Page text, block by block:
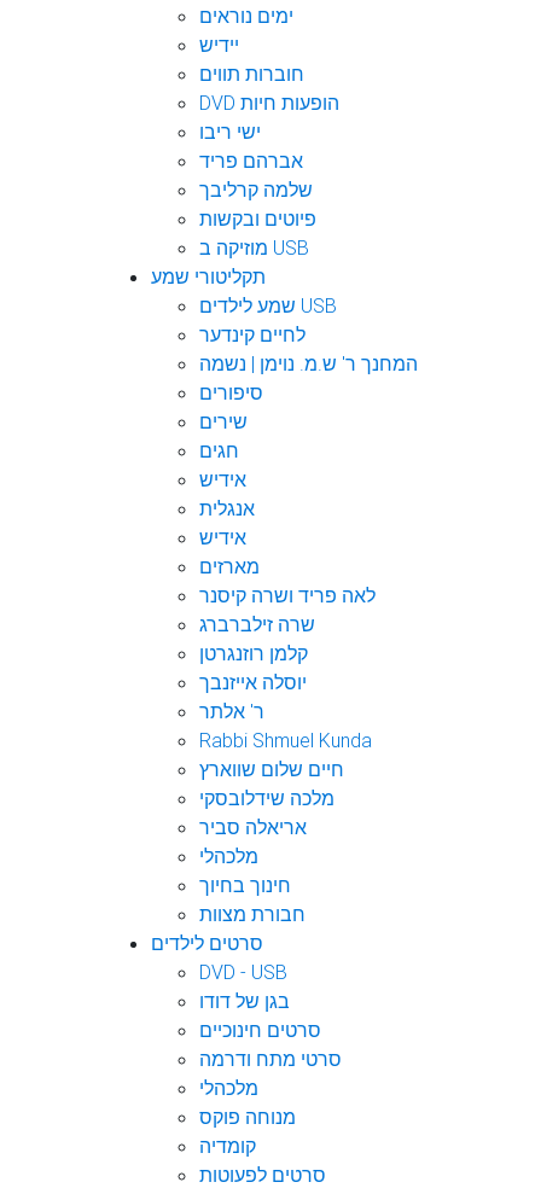
ימים נוראים
יידיש
חוברות תווים
DVD הופעות חיות
ישי ריבו
אברהם פריד
שלמה קרליבך
פיוטים ובקשות
מוזיקה ב USB
תקליטורי שמע
שמע לילדים USB
לחיים קינדער
המחנך ר' ש.מ. נוימן | נשמה
סיפורים
שירים
חגים
אידיש
אנגלית
אידיש
מארזים
לאה פריד ושרה קיסנר
שרה זילברברג
קלמן רוזנגרטן
יוסלה אייזנבך
ר' אלתר
Rabbi Shmuel Kunda
חיים שלום שווארץ
מלכה שידלובסקי
אריאלה סביר
מלכהלי
חינוך בחיוך
חבורת מצוות
סרטים לילדים
DVD - USB
בגן של דודו
סרטים חינוכיים
סרטי מתח ודרמה
מלכהלי
מנוחה פוקס
קומדיה
סרטים לפעוטות